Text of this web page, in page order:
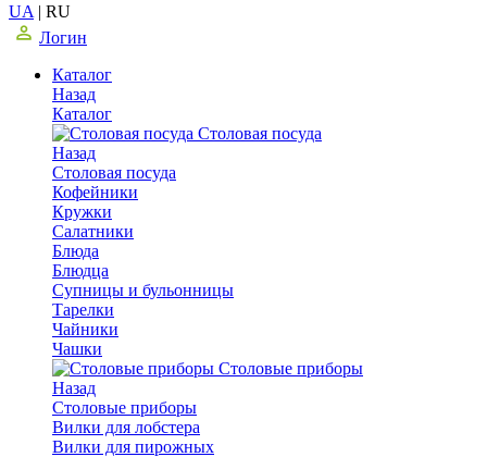
UA | RU
Логин
Каталог
Назад
Каталог
Столовая посуда
Назад
Столовая посуда
Кофейники
Кружки
Салатники
Блюда
Блюдца
Супницы и бульонницы
Тарелки
Чайники
Чашки
Cтоловые приборы
Назад
Cтоловые приборы
Вилки для лобстера
Вилки для пирожных